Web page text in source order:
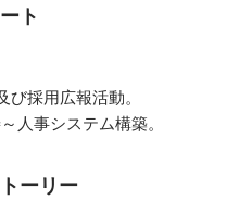
ト
採用広報活動。
人事システム構築。
ーリー